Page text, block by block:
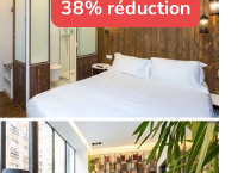
38% réduction